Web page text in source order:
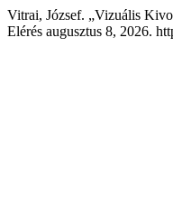
Vitrai, József. „Vizuális
Elérés augusztus 8, 2026.